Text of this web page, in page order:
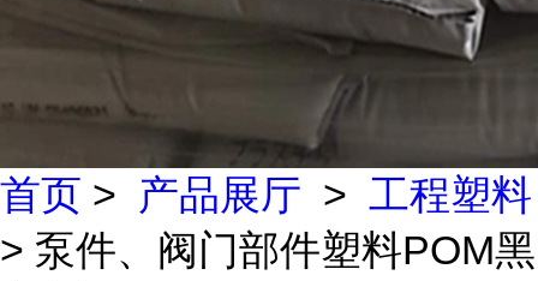
首页 > 产品展厅 > 工程塑料
> 泵件、阀门部件塑料POM黑